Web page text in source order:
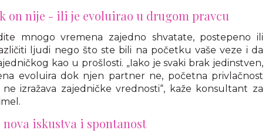
on nije - ili je evoluirao u drugom pravcu
mnogo vremena zajedno shvatate, postepeno ili
ljudi nego što ste bili na početku vaše veze i da
kao u prošlosti. „Iako je svaki brak jedinstven,
evoluira dok njen partner ne, početna privlačnost
izražava zajedničke vrednosti“, kaže konsultant za
iskustva i spontanost